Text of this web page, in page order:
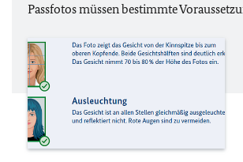
Passfotos müssen bestimmte